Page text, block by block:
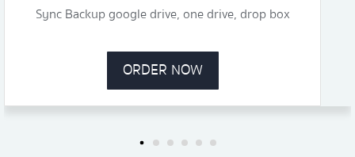
Sync Backup google drive, one drive, drop box
ORDER NOW